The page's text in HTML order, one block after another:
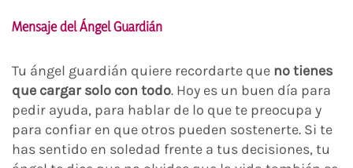
Mensaje del Ángel Guardián
Tu ángel guardián quiere recordarte que no tienes
que cargar solo con todo. Hoy es un buen día para
pedir ayuda, para hablar de lo que te preocupa y
para confiar en que otros pueden sostenerte. Si te
has sentido en soledad frente a tus decisiones, tu